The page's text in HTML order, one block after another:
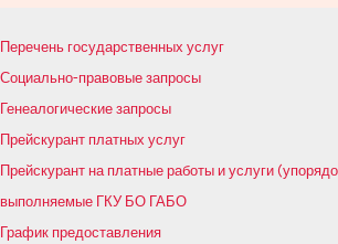
Перечень государственных услуг
Социально-правовые запросы
Генеалогические запросы
Прейскурант платных услуг
Прейскурант на платные работы и услуги
выполняемые ГКУ БО ГАБО
График предоставления